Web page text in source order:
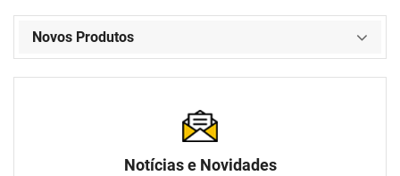
Novos Produtos
Notícias e Novidades